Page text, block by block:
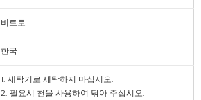
비트로
한국
1. 세탁기로 세탁하지 마십시오.
2. 필요시 천을 사용하여 닦아 주십시오.